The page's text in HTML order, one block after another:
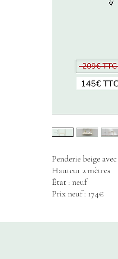
Penderie beige avec
Hauteur2 mètres
État : neuf
Prix neuf : 174€